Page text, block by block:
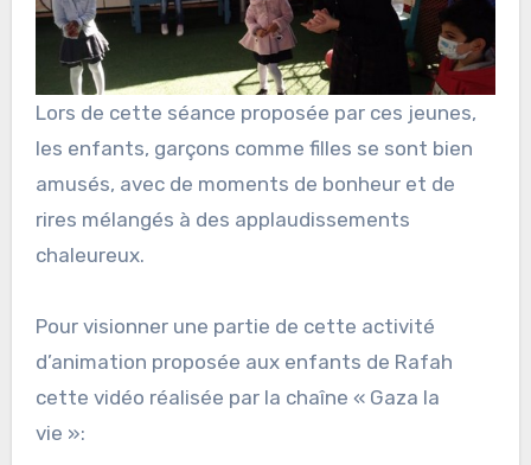
Lors de cette séance proposée par ces jeunes,
les enfants, garçons comme filles se sont bien
amusés, avec de moments de bonheur et de
rires mélangés à des applaudissements
chaleureux.
Pour visionner une partie de cette activité
d’animation proposée aux enfants de Rafah
cette vidéo réalisée par la chaîne « Gaza la
vie »: